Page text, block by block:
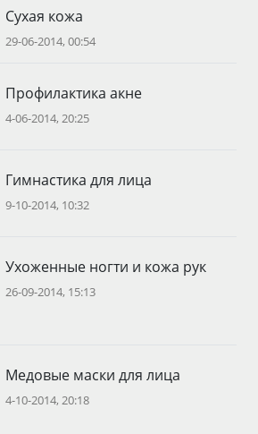
Сухая кожа
29-06-2014, 00:54
Профилактика акне
4-06-2014, 20:25
Гимнастика для лица
9-10-2014, 10:32
Ухоженные ногти и кожа рук
26-09-2014, 15:13
Медовые маски для лица
4-10-2014, 20:18